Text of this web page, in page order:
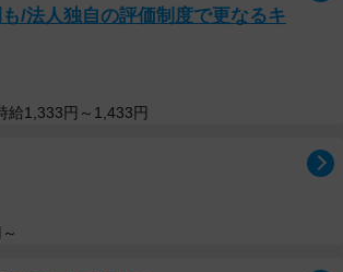
/法人独自の評価制度で更なるキ
給1,333円～1,433円